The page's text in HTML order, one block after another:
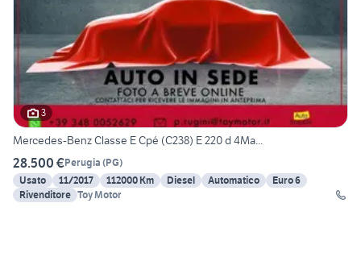
3
Mercedes-Benz Classe E Cpé (C238) E 220 d 4Ma...
28.500 €Perugia (PG)
Usato
11/2017 112000 Km Diesel Automatico
Euro 6
Rivenditore Toy Motor